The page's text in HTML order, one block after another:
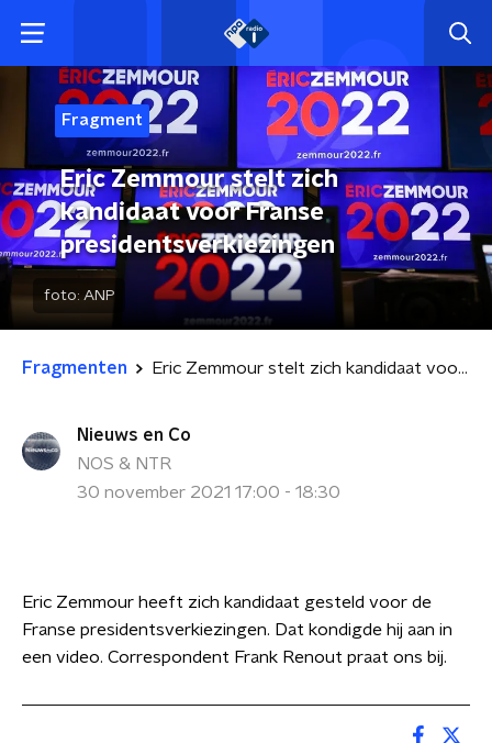
Fragment
Eric Zemmour stelt zich
kandidaat voor Franse
presidentsverkiezingen
foto: ANP
Fragmenten Eric Zemmour stelt zich kandidaat voor Franse presidentsverkiezingen
Nieuws en Co
NOS & NTR
30 november 2021 17:00 - 18:30
Eric Zemmour heeft zich kandidaat gesteld voor de
Franse presidentsverkiezingen. Dat kondigde hij aan in
een video. Correspondent Frank Renout praat ons bij.